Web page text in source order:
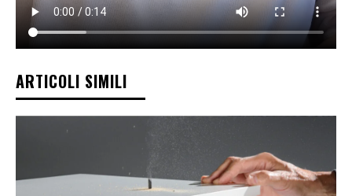
ARTICOLI SIMILI